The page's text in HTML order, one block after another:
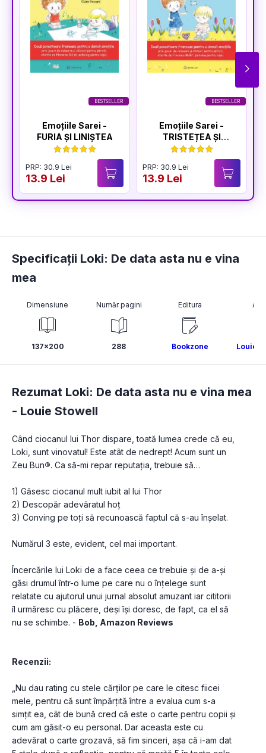
BESTSELLER
Emoțiile Sarei -
FURIA ȘI LINIȘTEA
PRP: 30.9 Lei
13.9 Lei
BESTSELLER
Emoțiile Sarei -
TRISTEȚEA ȘI
BUCURIA
PRP: 30.9 Lei
13.9 Lei
Specificații Loki: De data asta nu e vina
mea
Dimensiune
137x200
Număr pagini
288
Editura
Bookzone Louie
Rezumat Loki: De data asta nu e vina mea
- Louie Stowell
Când ciocanul lui Thor dispare, toată lumea crede că eu,
Loki, sunt vinovatul! Este atât de nedrept! Acum sunt un
Zeu Bun®. Ca să-mi repar reputația, trebuie să…
1) Găsesc ciocanul mult iubit al lui Thor
2) Descopăr adevăratul hoț
3) Conving pe toți să recunoască faptul că s-au înșelat.
Numărul 3 este, evident, cel mai important.
Încercările lui Loki de a face ceea ce trebuie și de a-și
găsi drumul într-o lume pe care nu o înțelege sunt
relatate cu ajutorul unui jurnal absolut amuzant iar cititorii
îl urmăresc cu plăcere, deși își doresc, de fapt, ca el să
nu se schimbe. - Bob, Amazon Reviews
Recenzii:
„Nu dau rating cu stele cărților pe care le citesc fiicei
mele, pentru că sunt împărțită între a evalua cum s-a
simțit ea, cât de bună cred că este o carte pentru copii și
cum am găsit-o eu personal. Dar aceasta este cu
adevărat o carte grozavă, să fim sinceri, așa că i-am dat